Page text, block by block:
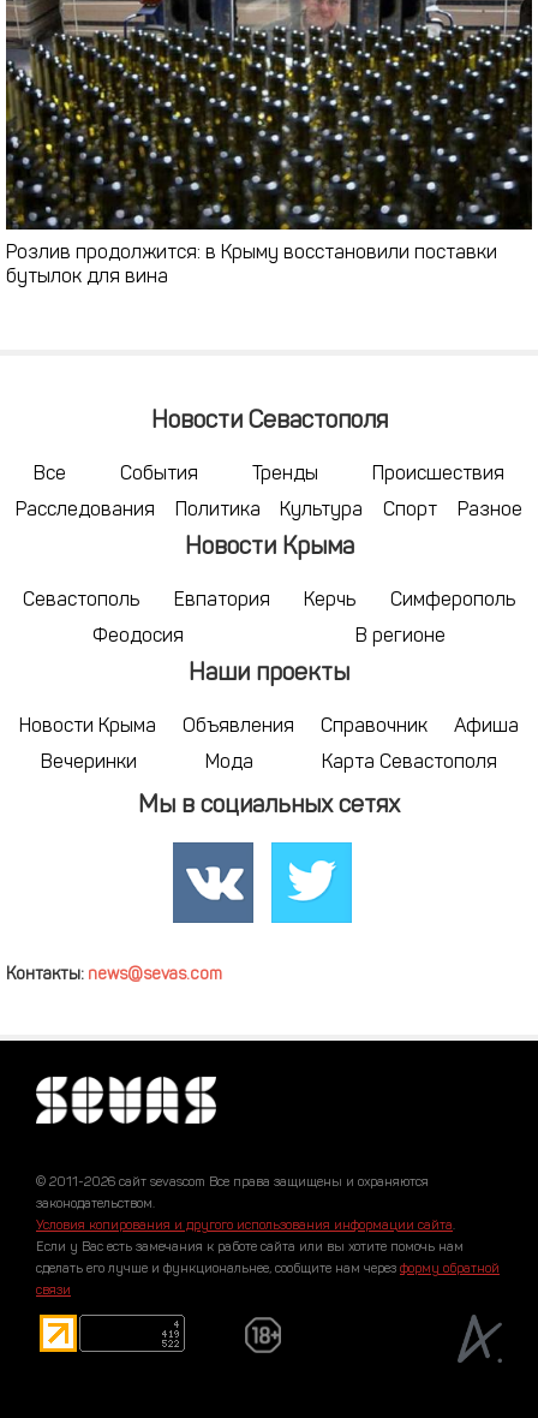
Розлив продолжится: в Крыму восстановили поставки
бутылок для вина
Новости Севастополя
Все События Тренды
Происшествия
Расследования
Политика Культура Спорт Разное
Новости Крыма
Севастополь Евпатория Керчь
Симферополь
Феодосия
В регионе
Наши проекты
Новости Крыма Объявления Справочник
Афиша
Вечеринки
Мода Карта Севастополя
Мы в социальных сетях
Контакты: news@sevas.com
© 2011-2026 сайт sevascom Все права защищены и охраняются
законодательством.
Условия копирования и другого использования информации сайта.
Если у Вас есть замечания к работе сайта или вы хотите помочь нам
сделать его лучше и функциональнее, сообщите нам через форму обратной
связи